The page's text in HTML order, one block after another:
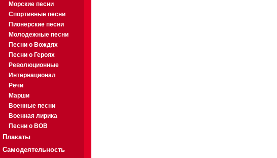
Морские песни
Спортивные песни
Пионерские песни
Молодежные песни
Песни о Вождях
Песни о Героях
Революционные
Интернационал
Речи
Марши
Военные песни
Военная лирика
Песни о ВОВ
Плакаты
Самодеятельность